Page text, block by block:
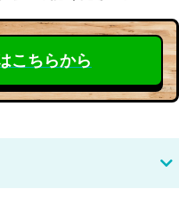
こちらから